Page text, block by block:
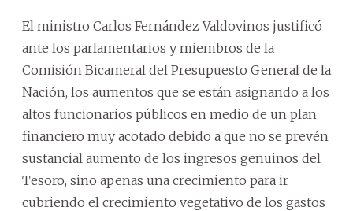
El ministro Carlos Fernández Valdovinos justificó
ante los parlamentarios y miembros de la
Comisión Bicameral del Presupuesto General de la
Nación, los aumentos que se están asignando a los
altos funcionarios públicos en medio de un plan
financiero muy acotado debido a que no se prevén
sustancial aumento de los ingresos genuinos del
Tesoro, sino apenas una crecimiento para ir
cubriendo el crecimiento vegetativo de los gastos